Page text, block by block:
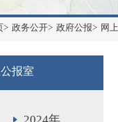
> 政务公开> 政府公报> 网
报室